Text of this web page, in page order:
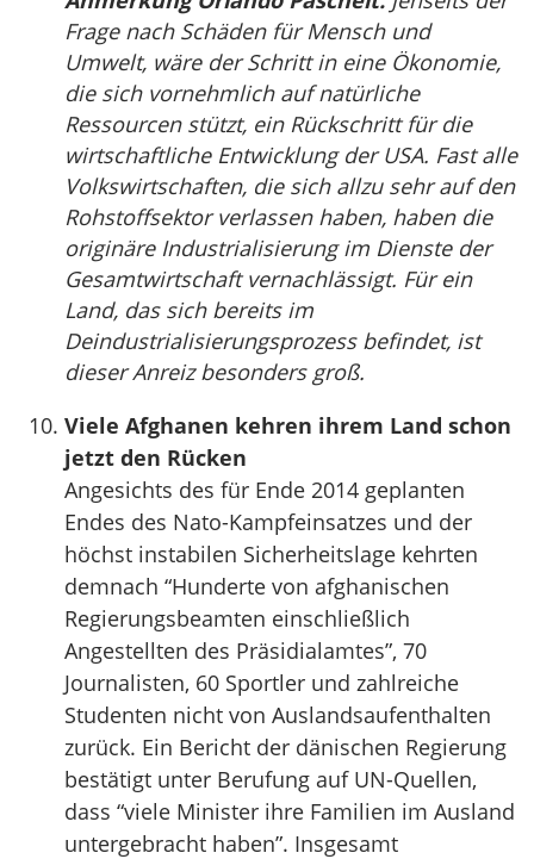
Frage nach Schäden für Mensch und
Umwelt, wäre der Schritt in eine Ökonomie,
die sich vornehmlich auf natürliche
Ressourcen stützt, ein Rückschritt für die
wirtschaftliche Entwicklung der USA. Fast alle
Volkswirtschaften, die sich allzu sehr auf den
Rohstoffsektor verlassen haben, haben die
originäre Industrialisierung im Dienste der
Gesamtwirtschaft vernachlässigt. Für ein
Land, das sich bereits im
Deindustrialisierungsprozess befindet, ist
dieser Anreiz besonders groß.
Viele Afghanen kehren ihrem Land schon
jetzt den Rücken
Angesichts des für Ende 2014 geplanten
Endes des Nato-Kampfeinsatzes und der
höchst instabilen Sicherheitslage kehrten
demnach “Hunderte von afghanischen
Regierungsbeamten einschließlich
Angestellten des Präsidialamtes”, 70
Journalisten, 60 Sportler und zahlreiche
Studenten nicht von Auslandsaufenthalten
zurück. Ein Bericht der dänischen Regierung
bestätigt unter Berufung auf UN-Quellen,
dass “viele Minister ihre Familien im Ausland
untergebracht haben”. Insgesamt